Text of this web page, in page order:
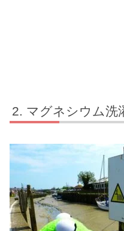
マグネシウム洗